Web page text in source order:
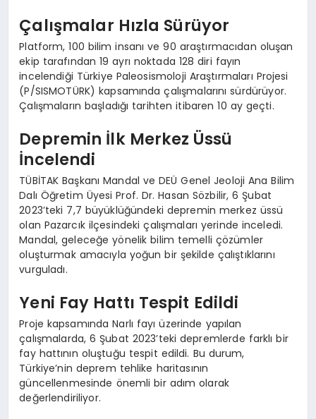
Çalışmalar Hızla Sürüyor
Platform, 100 bilim insanı ve 90 araştırmacıdan oluşan
ekip tarafından 19 ayrı noktada 128 diri fayın
incelendiği Türkiye Paleosismoloji Araştırmaları Projesi
(P/SISMOTÜRK) kapsamında çalışmalarını sürdürüyor.
Çalışmaların başladığı tarihten itibaren 10 ay geçti.
Depremin İlk Merkez Üssü
İncelendi
TÜBİTAK Başkanı Mandal ve DEÜ Genel Jeoloji Ana Bilim
Dalı Öğretim Üyesi Prof. Dr. Hasan Sözbilir, 6 Şubat
2023’teki 7,7 büyüklüğündeki depremin merkez üssü
olan Pazarcık ilçesindeki çalışmaları yerinde inceledi.
Mandal, geleceğe yönelik bilim temelli çözümler
oluşturmak amacıyla yoğun bir şekilde çalıştıklarını
vurguladı.
Yeni Fay Hattı Tespit Edildi
Proje kapsamında Narlı fayı üzerinde yapılan
çalışmalarda, 6 Şubat 2023’teki depremlerde farklı bir
fay hattının oluştuğu tespit edildi. Bu durum,
Türkiye’nin deprem tehlike haritasının
güncellenmesinde önemli bir adım olarak
değerlendiriliyor.